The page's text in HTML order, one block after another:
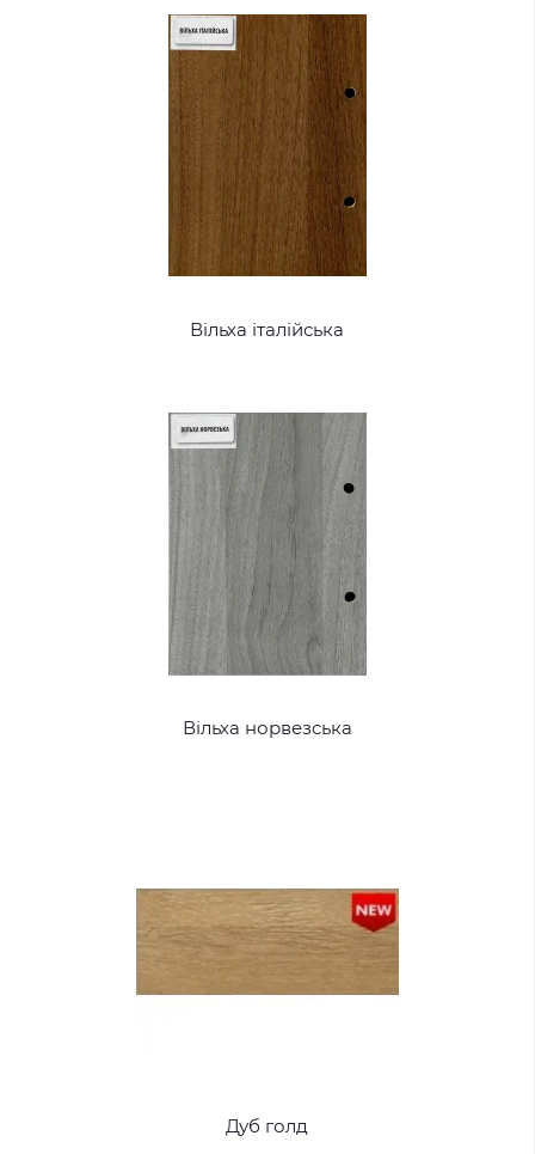
Вільха італійська
Вільха норвезська
Дуб голд